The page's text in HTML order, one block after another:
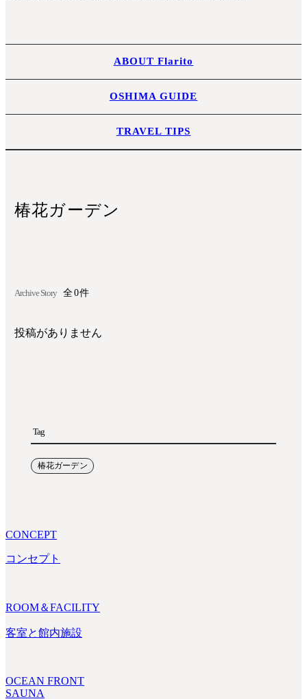
ABOUT Flarito
OSHIMA GUIDE
TRAVEL TIPS
椿花ガーデン
Archive Story 全0件
投稿がありません
Tag
椿花ガーデン
CONCEPT
コンセプト
ROOM＆FACILITY
客室と館内施設
OCEAN FRONT
SAUNA